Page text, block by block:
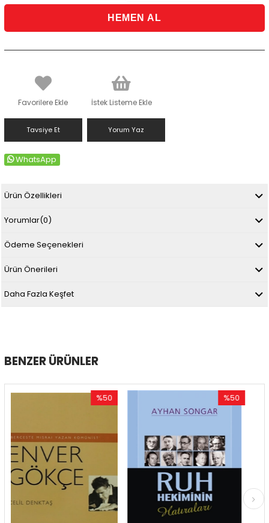
Favorilere Ekle İstek Listeme Ekle
Tavsiye Et Yorum Yaz
WhatsApp
Ürün Özellikleri
Yorumlar(0)
Ödeme Seçenekleri
Ürün Önerileri
Daha Fazla Keşfet
BENZER ÜRÜNLER
İndirim